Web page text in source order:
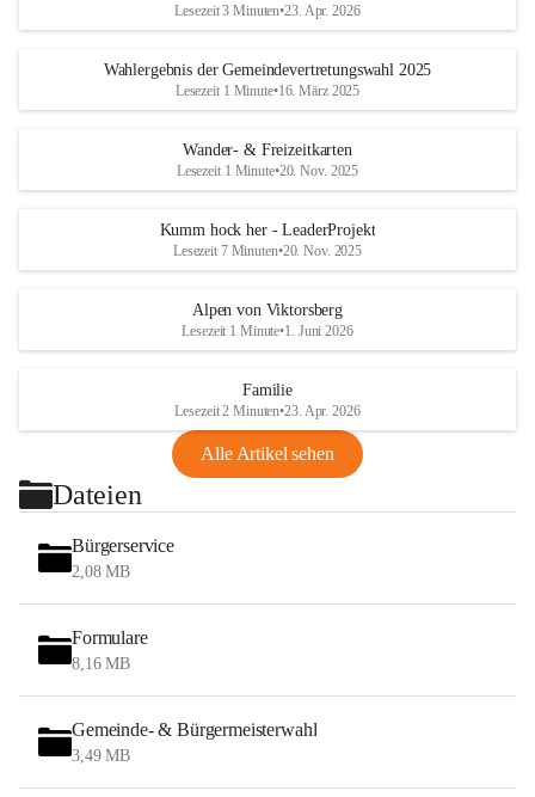
Lesezeit 3 Minuten•23. Apr. 2026
Wahlergebnis der Gemeindevertretungswahl 2025
Lesezeit 1 Minute•16. März 2025
Wander- & Freizeitkarten
Lesezeit 1 Minute•20. Nov. 2025
Kumm hock her - LeaderProjekt
Lesezeit 7 Minuten•20. Nov. 2025
Alpen von Viktorsberg
Lesezeit 1 Minute•1. Juni 2026
Familie
Lesezeit 2 Minuten•23. Apr. 2026
Alle Artikel sehen
Dateien
Bürgerservice
2,08 MB
Formulare
8,16 MB
Gemeinde- & Bürgermeisterwahl
3,49 MB